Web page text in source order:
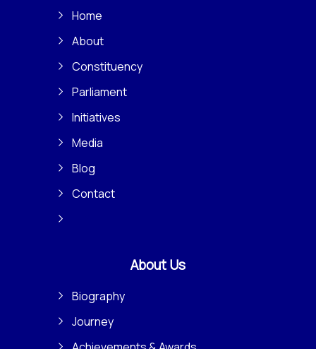
Home
About
Constituency
Parliament
Initiatives
Media
Blog
Contact
About Us
Biography
Journey